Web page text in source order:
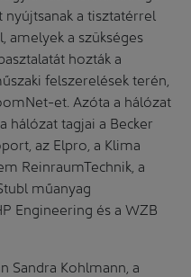
a tisztatérrel
amelyek a szükséges
hozták a
felszerelések terén,
et. Azóta a hálózat
hálózat tagjai a Becker
az Elpro, a Klima
ReinraumTechnik, a
műanyag
Engineering és a WZB
Sandra Kohlmann, a